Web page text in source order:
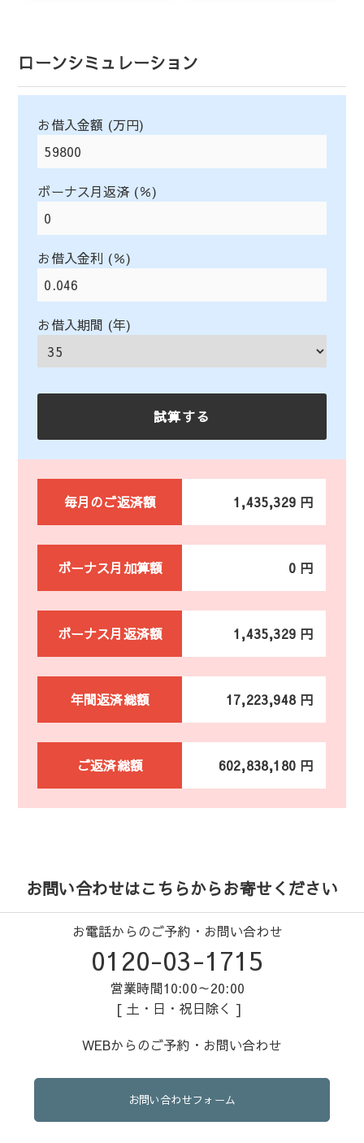
ローンシミュレーション
お借入金額 (万円)
ボーナス月返済 (％)
お借入金利 (％)
お借入期間 (年)
毎月のご返済額 1,435,329 円
ボーナス月加算額 0 円
ボーナス月返済額 1,435,329 円
年間返済総額 17,223,948 円
ご返済総額 602,838,180 円
お問い合わせはこちらからお寄せください
お電話からのご予約・お問い合わせ
0120-03-1715
営業時間10:00～20:00
[ 土・日・祝日除く ]
WEBからのご予約・お問い合わせ
お問い合わせフォーム